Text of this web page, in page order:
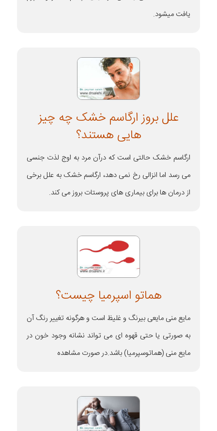
يافت ميشود.
علل بروز ارگاسم خشک چه چیز
هایی هستند؟
ارگاسم خشک حالتی است که درآن مرد به اوج لذت جنسی
می رسد اما انزالی رخ نمی دهد، ارگاسم خشک به علل برخی
از درمان ها برای بیماری های پروستات بروز می کند.
هماتو اسپرمیا چیست؟
مایع منی مایعی بی‎رنگ و غلیظ است و هرگونه تغییر رنگ آن
به صورتی یا حتی قهوه‌ ای می‌ تواند نشانه وجود خون در
مایع منی (هماتوسپرمیا) باشد.در صورت مشاهده